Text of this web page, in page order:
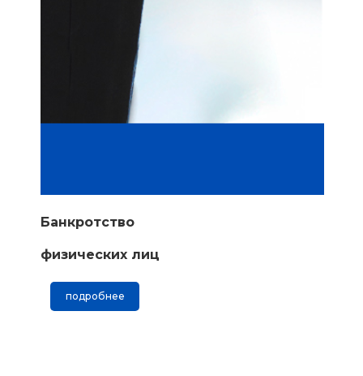
Банкротство
физических лиц
подробнее